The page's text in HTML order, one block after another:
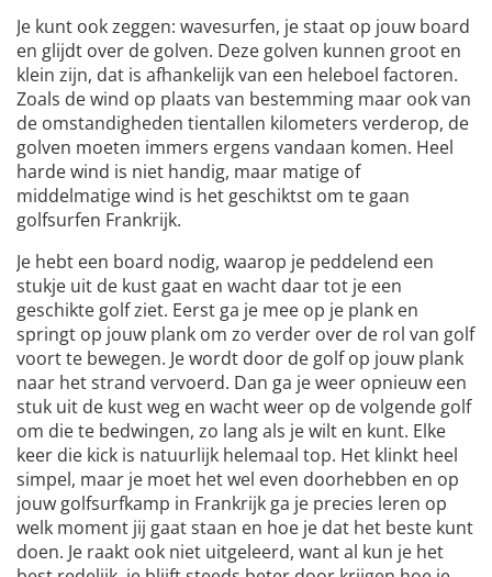
Je kunt ook zeggen: wavesurfen, je staat op jouw board
en glijdt over de golven. Deze golven kunnen groot en
klein zijn, dat is afhankelijk van een heleboel factoren.
Zoals de wind op plaats van bestemming maar ook van
de omstandigheden tientallen kilometers verderop, de
golven moeten immers ergens vandaan komen. Heel
harde wind is niet handig, maar matige of
middelmatige wind is het geschiktst om te gaan
golfsurfen Frankrijk.
Je hebt een board nodig, waarop je peddelend een
stukje uit de kust gaat en wacht daar tot je een
geschikte golf ziet. Eerst ga je mee op je plank en
springt op jouw plank om zo verder over de rol van golf
voort te bewegen. Je wordt door de golf op jouw plank
naar het strand vervoerd. Dan ga je weer opnieuw een
stuk uit de kust weg en wacht weer op de volgende golf
om die te bedwingen, zo lang als je wilt en kunt. Elke
keer die kick is natuurlijk helemaal top. Het klinkt heel
simpel, maar je moet het wel even doorhebben en op
jouw golfsurfkamp in Frankrijk ga je precies leren op
welk moment jij gaat staan en hoe je dat het beste kunt
doen. Je raakt ook niet uitgeleerd, want al kun je het